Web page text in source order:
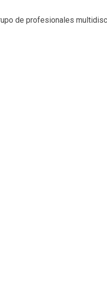
de profesionales